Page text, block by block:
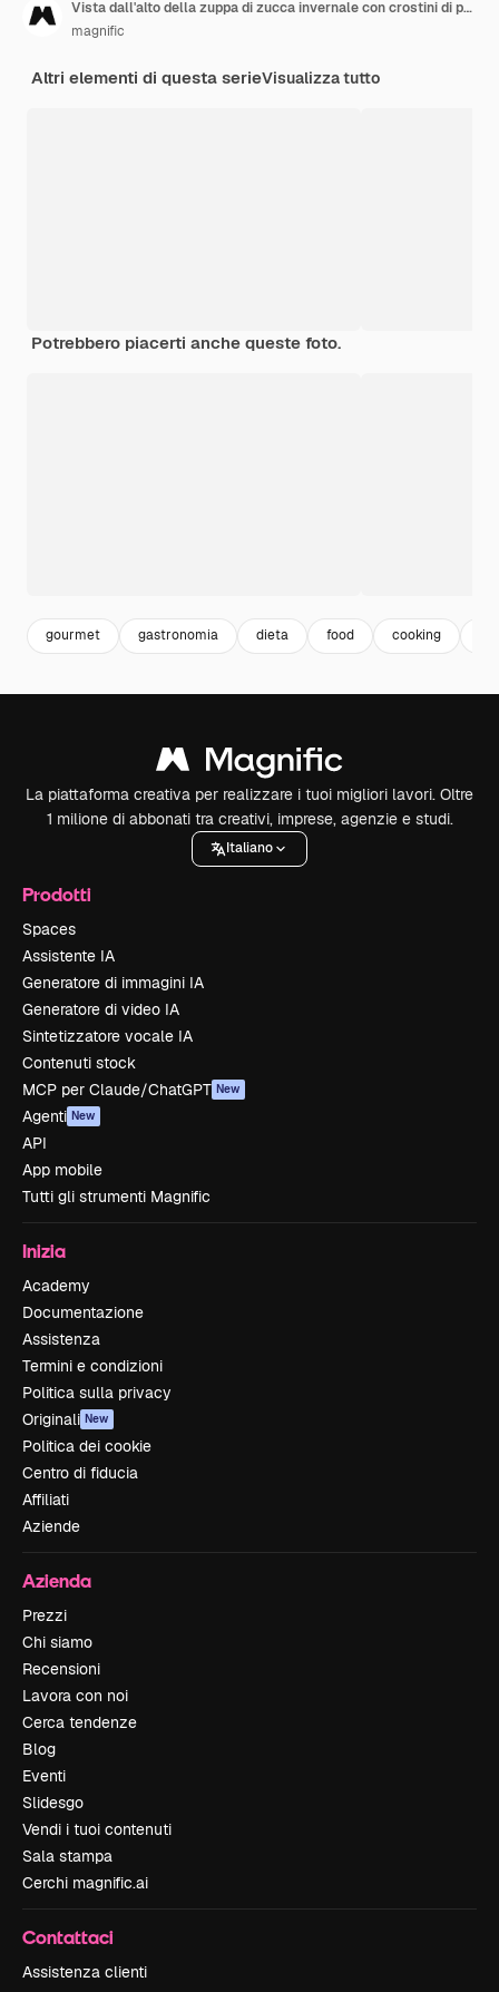
Vista dall'alto della zuppa di zucca invernale con crostini di pane e copia spazio
magnific
Altri elementi di questa serieVisualizza tutto
Potrebbero piacerti anche queste foto.
gourmet gastronomia dieta food cooking
La piattaforma creativa per realizzare i tuoi migliori lavori. Oltre
1 milione di abbonati tra creativi, imprese, agenzie e studi.
Italiano
Prodotti
Spaces
Assistente IA
Generatore di immagini IA
Generatore di video IA
Sintetizzatore vocale IA
Contenuti stock
MCP per Claude/ChatGPT New
Agenti New
API
App mobile
Tutti gli strumenti Magnific
Inizia
Academy
Documentazione
Assistenza
Termini e condizioni
Politica sulla privacy
Originali New
Politica dei cookie
Centro di fiducia
Affiliati
Aziende
Azienda
Prezzi
Chi siamo
Recensioni
Lavora con noi
Cerca tendenze
Blog
Eventi
Slidesgo
Vendi i tuoi contenuti
Sala stampa
Cerchi magnific.ai
Contattaci
Assistenza clienti